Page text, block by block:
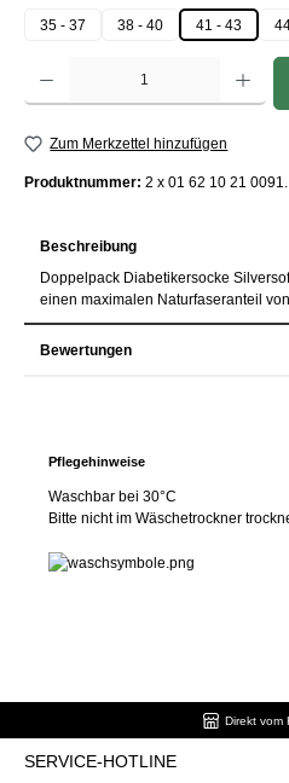
35 - 37 38 - 40 41 - 43
Produkt Anzahl: Gib den gewünschten Wert
Zum Merkzettel hinzufügen
Produktnummer: 2 x 01 62 10 21
Beschreibung
Doppelpack Diabetikersocke
einen maximalen Naturfaseranteil
Bewertungen
Pflegehinweise
Waschbar bei 30°C
Bitte nicht im Wäschetrockner
Direkt vom
SERVICE-HOTLINE